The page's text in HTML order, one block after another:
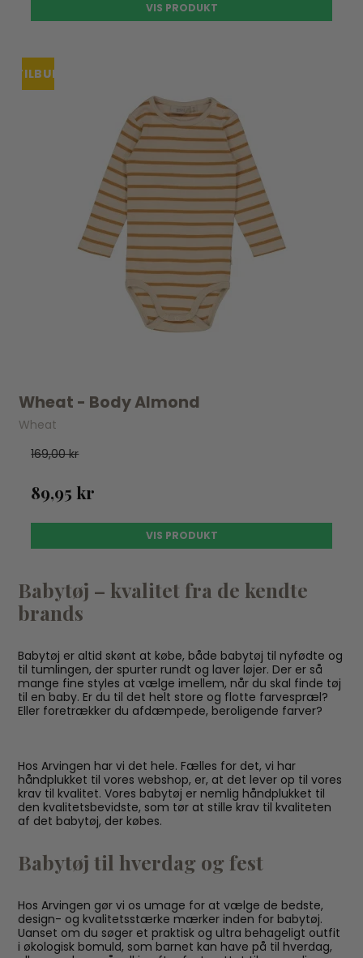
VIS PRODUKT
TILBUDUDSOLGT
Wheat - Body Almond
Wheat
169,00 kr
89,95 kr
VIS PRODUKT
Babytøj – kvalitet fra de kendte
brands
Babytøj er altid skønt at købe, både babytøj til nyfødte og
til tumlingen, der spurter rundt og laver løjer. Der er så
mange fine styles at vælge imellem, når du skal finde tøj
til en baby. Er du til det helt store og flotte farvespræl?
Eller foretrækker du afdæmpede, beroligende farver?
Hos Arvingen har vi det hele. Fælles for det, vi har
håndplukket til vores webshop, er, at det lever op til vores
krav til kvalitet. Vores babytøj er nemlig håndplukket til
den kvalitetsbevidste, som tør at stille krav til kvaliteten
af det babytøj, der købes.
Babytøj til hverdag og fest
Hos Arvingen gør vi os umage for at vælge de bedste,
design- og kvalitetsstærke mærker inden for babytøj.
Uanset om du søger et praktisk og ultra behageligt outfit
i økologisk bomuld, som barnet kan have på til hverdag,